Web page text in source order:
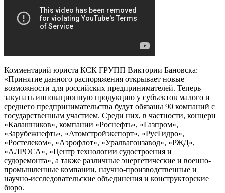
Комментарий юриста КСК ГРУПП Виктории Бановска:
«Принятие данного распоряжения открывает новые
возможности для российских предпринимателей. Теперь
закупать инновационную продукцию у субъектов малого и
среднего предпринимательства будут обязаны 90 компаний с
государственным участием. Среди них, в частности, концерн
«Калашников», компании «Роснефть», «Газпром»,
«Зарубежнефть», «Атомстройэкспорт», «РусГидро»,
«Ростелеком», «Аэрофлот», «Уралвагонзавод», «РЖД»,
«АЛРОСА», «Центр технологии судостроения и
судоремонта», а также различные энергетические и военно-
промышленные компании, научно-производственные и
научно-исследовательские объединения и конструкторские
бюро.